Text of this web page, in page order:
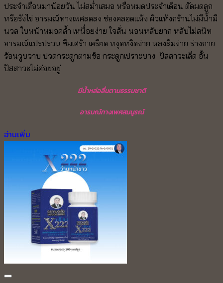
was:
2,900.00 ฿.
is:
2,250.00 ฿.
ประจำเดือนมาน้อยวัน ไม่สม่ำเสมอ หรือหมดประจำเดือน ตัดมดลูก
หรือรังไข่ อารมณ์ทางเพศลดลง ช่องคลอดแห้ง ผิวแห้งกร้านไม่มีน้ำมี
นวล ใบหน้าหมอคล้ำ เหนื่อยง่าย ใจสั่น นอนหลับยาก หลับไม่สนิท
อารมณ์แปรปรวน ซึมเศร้า เครียด หงุดหงิดง่าย หลงลืมง่าย ร่างกาย
ร้อนวูบวาบ ปวดกระดูกตามข้อ กระดูกเปราะบาง ปัสสาวะเล็ด อั้น
ปัสสาวะไม่ค่อยอยู่
มีน้ำหล่อลื่นตามธรรมชาติ
อารมณ์ทางเพศสมบูรณ์
อ่านเพิ่ม